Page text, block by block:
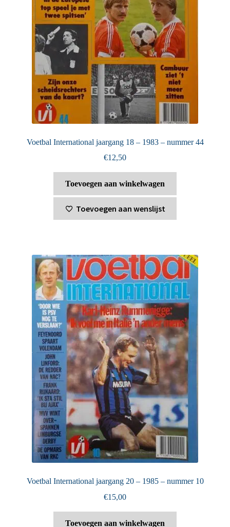
Voetbal International jaargang 18 – 1983 – nummer 44
€12,50
Toevoegen aan winkelwagen
Toevoegen aan wenslijst
Voetbal International jaargang 20 – 1985 – nummer 10
€15,00
Toevoegen aan winkelwagen